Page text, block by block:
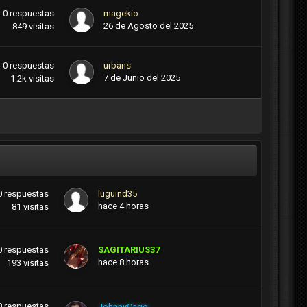
0 respuestas
849 visitas
magekio
26 de Agosto del 2025
0 respuestas
1.2k visitas
urbans
7 de Junio del 2025
respuestas
81 visitas
luguind35
hace 4 horas
respuestas
193 visitas
SAGITARIUS37
hace 8 horas